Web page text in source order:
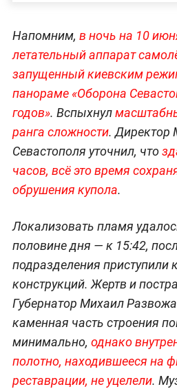
Напомним, в ночь на 10
летательный аппарат
запущенный киевским
панораме «Оборона
годов». Вспыхнул
ранга сложности. Директор
Севастополя уточнил, что
часов, всё это время
обрушения купола.
Локализовать пламя
половине дня — к 15:42,
подразделения приступили
конструкций. Жертв и
Губернатор Михаил
каменная часть строения
минимально, однако
полотно, находившееся на
реставрации, не уцелели.